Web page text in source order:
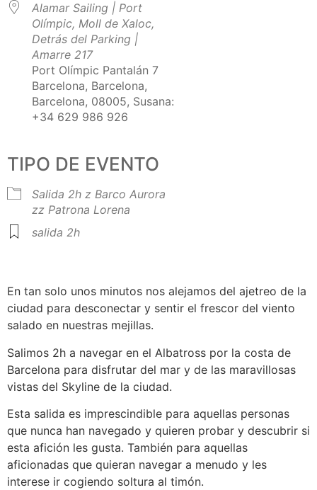
Alamar Sailing | Port
Olímpic, Moll de Xaloc,
Detrás del Parking |
Amarre 217
Port Olímpic Pantalán 7
Barcelona, Barcelona,
Barcelona, 08005, Susana:
+34 629 986 926
TIPO DE EVENTO
Salida 2h z Barco Aurora
zz Patrona Lorena
salida 2h
En tan solo unos minutos nos alejamos del ajetreo de la
ciudad para desconectar y sentir el frescor del viento
salado en nuestras mejillas.
Salimos 2h a navegar en el Albatross por la costa de
Barcelona para disfrutar del mar y de las maravillosas
vistas del Skyline de la ciudad.
Esta salida es imprescindible para aquellas personas
que nunca han navegado y quieren probar y descubrir si
esta afición les gusta. También para aquellas
aficionadas que quieran navegar a menudo y les
interese ir cogiendo soltura al timón.